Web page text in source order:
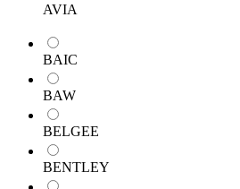
AVIA
BAIC
BAW
BELGEE
BENTLEY